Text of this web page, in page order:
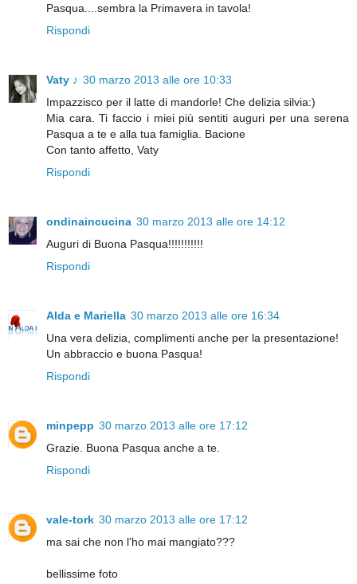
Pasqua....sembra la Primavera in tavola!
Rispondi
Vaty ♪ 30 marzo 2013 alle ore 10:33
Impazzisco per il latte di mandorle! Che delizia silvia:)
Mia cara. Ti faccio i miei più sentiti auguri per una serena
Pasqua a te e alla tua famiglia. Bacione
Con tanto affetto, Vaty
Rispondi
ondinaincucina 30 marzo 2013 alle ore 14:12
Auguri di Buona Pasqua!!!!!!!!!!!
Rispondi
Alda e Mariella 30 marzo 2013 alle ore 16:34
Una vera delizia, complimenti anche per la presentazione!
Un abbraccio e buona Pasqua!
Rispondi
minpepp 30 marzo 2013 alle ore 17:12
Grazie. Buona Pasqua anche a te.
Rispondi
vale-tork 30 marzo 2013 alle ore 17:12
ma sai che non l'ho mai mangiato???
bellissime foto